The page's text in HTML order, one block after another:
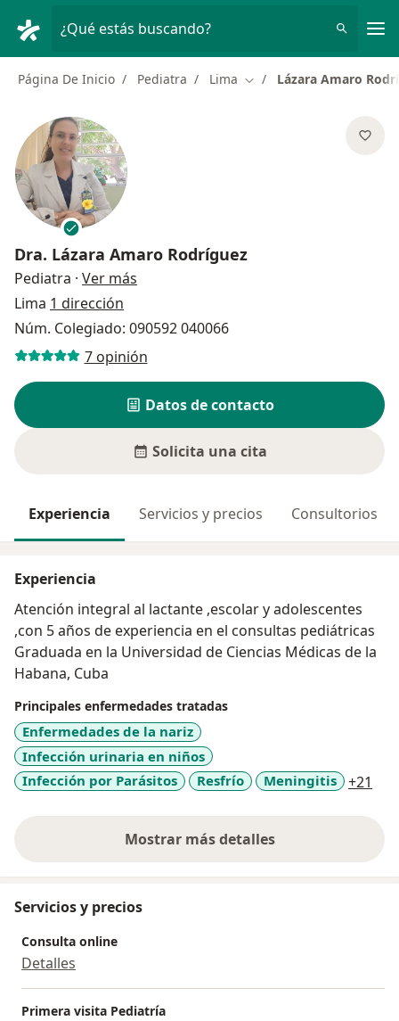
¿Qué estás buscando?
Página De Inicio Pediatra Lima Cambiar de ciudad
Lázara Amaro
Dra. Lázara Amaro Rodríguez
Pediatra · Ver más
Lima 1 dirección
Núm. Colegiado: 090592 040066
7 opinión
Datos de contacto
Solicita una cita
Experiencia Servicios y precios Consultorios
Experiencia
Atención integral al lactante ,escolar y adolescentes
,con 5 años de experiencia en el consultas pediátricas
Graduada en la Universidad de Ciencias Médicas de la
Habana, Cuba
Principales enfermedades tratadas
Enfermedades de la nariz
Infección urinaria en niños
Infección por Parásitos
Resfrío Meningitis +21
Mostrar más detalles
sobre la experiencia
Servicios y precios
Consulta online
Detalles
Primera visita Pediatría